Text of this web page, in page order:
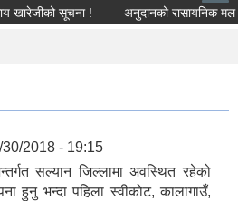
सूचना ! अनुदानको रासायनिक मल
30/2018 - 19:15
सल्यान जिल्लामा अवस्थित रहेको
हुनु भन्दा पहिला स्वीकोट, कालागाउँ,